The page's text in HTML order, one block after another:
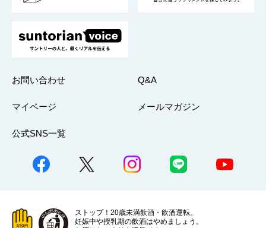
お問い合わせ Q&A
マイページ メールマガジン
公式SNS一覧
ストップ！20歳未満飲酒・飲酒運転。
妊娠中や授乳期の飲酒はやめましょう。